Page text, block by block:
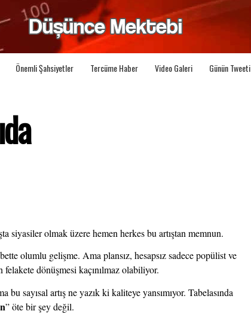
Önemli Şahsiyetler Tercüme Haber Video Galeri Günün Tweeti
siyasiler olmak üzere hemen herkes bu artıştan memnun.
olumlu gelişme. Ama plansız, hesapsız sadece popülist ve
dönüşmesi kaçınılmaz olabiliyor.
sayısal artış ne yazık ki kaliteye yansımıyor. Tabelasında
” öte bir şey değil.